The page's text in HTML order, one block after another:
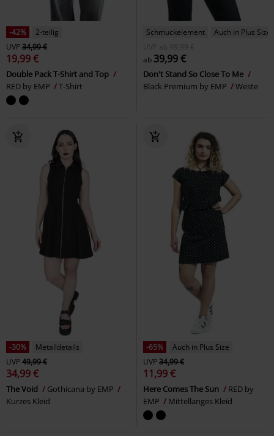
-42%
2-teilig
UVP34,99 €
19,99 €
Double Pack T-Shirt and Top
RED by EMP
T-Shirt
Schmuckelement
Auch in Plus Size
UVP
ab
49,99 €
ab 39,99 €
Don't Stand So Close To Me
Black Premium by EMP
Weste
-30%
Metalldetails
UVP49,99 €
34,99 €
The Void
Gothicana by EMP
Kurzes Kleid
-65%
Auch in Plus Size
UVP34,99 €
11,99 €
Here Comes The Sun
RED by
EMP
Mittellanges Kleid